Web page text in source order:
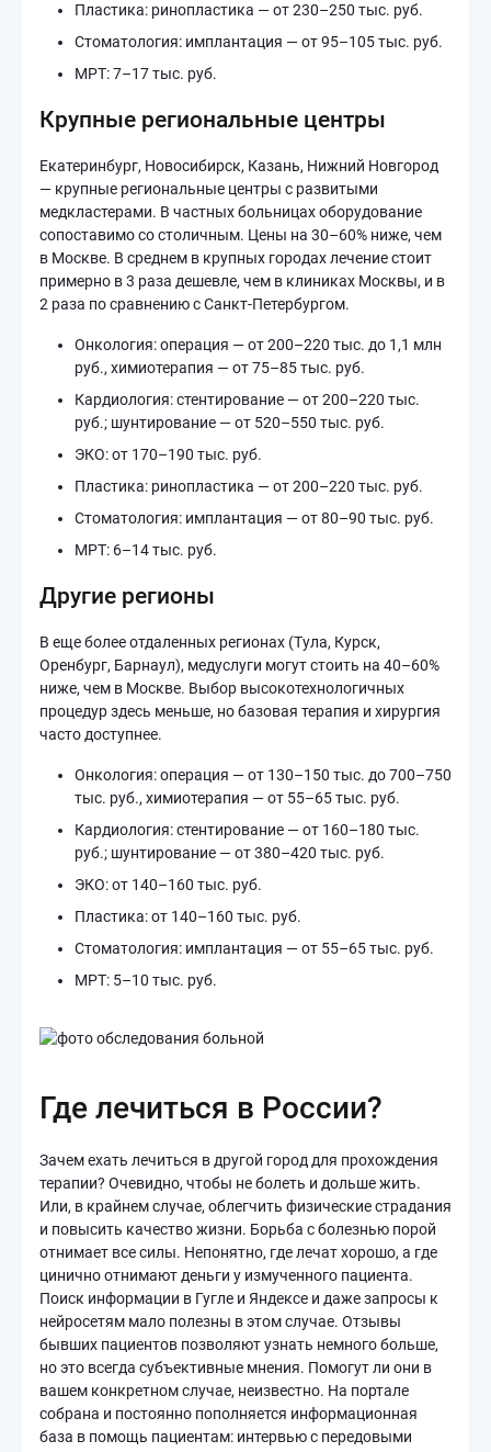
Пластика: ринопластика — от 230–250 тыс. руб.
Стоматология: имплантация — от 95–105 тыс. руб.
МРТ: 7–17 тыс. руб.
Крупные региональные центры
Екатеринбург, Новосибирск, Казань, Нижний Новгород
— крупные региональные центры с развитыми
медкластерами. В частных больницах оборудование
сопоставимо со столичным. Цены на 30–60% ниже, чем
в Москве. В среднем в крупных городах лечение стоит
примерно в 3 раза дешевле, чем в клиниках Москвы, и в
2 раза по сравнению с Санкт-Петербургом.
Онкология: операция — от 200–220 тыс. до 1,1 млн
руб., химиотерапия — от 75–85 тыс. руб.
Кардиология: стентирование — от 200–220 тыс.
руб.; шунтирование — от 520–550 тыс. руб.
ЭКО: от 170–190 тыс. руб.
Пластика: ринопластика — от 200–220 тыс. руб.
Стоматология: имплантация — от 80–90 тыс. руб.
МРТ: 6–14 тыс. руб.
Другие регионы
В еще более отдаленных регионах (Тула, Курск,
Оренбург, Барнаул), медуслуги могут стоить на 40–60%
ниже, чем в Москве. Выбор высокотехнологичных
процедур здесь меньше, но базовая терапия и хирургия
часто доступнее.
Онкология: операция — от 130–150 тыс. до 700–750
тыс. руб., химиотерапия — от 55–65 тыс. руб.
Кардиология: стентирование — от 160–180 тыс.
руб.; шунтирование — от 380–420 тыс. руб.
ЭКО: от 140–160 тыс. руб.
Пластика: от 140–160 тыс. руб.
Стоматология: имплантация — от 55–65 тыс. руб.
МРТ: 5–10 тыс. руб.
Где лечиться в России?
Зачем ехать лечиться в другой город для прохождения
терапии? Очевидно, чтобы не болеть и дольше жить.
Или, в крайнем случае, облегчить физические страдания
и повысить качество жизни. Борьба с болезнью порой
отнимает все силы. Непонятно, где лечат хорошо, а где
цинично отнимают деньги у измученного пациента.
Поиск информации в Гугле и Яндексе и даже запросы к
нейросетям мало полезны в этом случае. Отзывы
бывших пациентов позволяют узнать немного больше,
но это всегда субъективные мнения. Помогут ли они в
вашем конкретном случае, неизвестно. На портале
собрана и постоянно пополняется информационная
база в помощь пациентам: интервью с передовыми